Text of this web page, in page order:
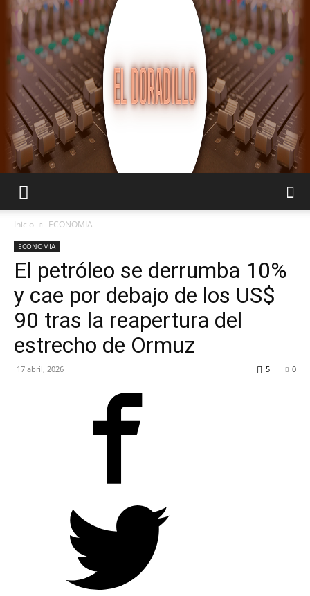
DORADILLO
RADIO
Inicio ECONOMIA
ECONOMIA
El petróleo se derrumba 10%
y cae por debajo de los US$
90 tras la reapertura del
estrecho de Ormuz
17 abril, 2026 0
5